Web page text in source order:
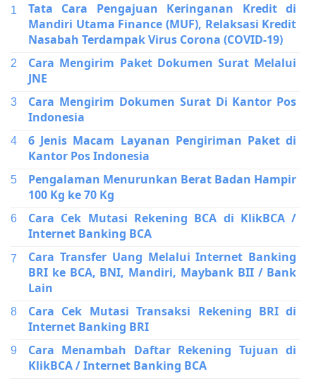
Tata Cara Pengajuan Keringanan Kredit di
Mandiri Utama Finance (MUF), Relaksasi Kredit
Nasabah Terdampak Virus Corona (COVID-19)
Cara Mengirim Paket Dokumen Surat Melalui
JNE
Cara Mengirim Dokumen Surat Di Kantor Pos
Indonesia
6 Jenis Macam Layanan Pengiriman Paket di
Kantor Pos Indonesia
Pengalaman Menurunkan Berat Badan Hampir
100 Kg ke 70 Kg
Cara Cek Mutasi Rekening BCA di KlikBCA /
Internet Banking BCA
Cara Transfer Uang Melalui Internet Banking
BRI ke BCA, BNI, Mandiri, Maybank BII / Bank
Lain
Cara Cek Mutasi Transaksi Rekening BRI di
Internet Banking BRI
Cara Menambah Daftar Rekening Tujuan di
KlikBCA / Internet Banking BCA